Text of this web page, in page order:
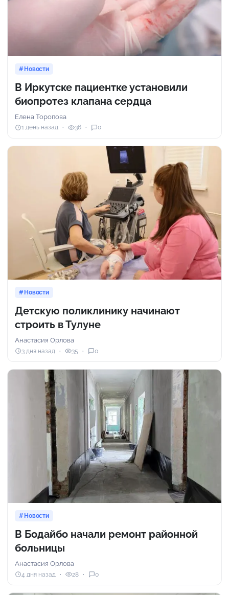
Новости
В Иркутске пациентке установили
биопротез клапана сердца
Елена Торопова
1 день назад 36 0
Новости
Детскую поликлинику начинают
строить в Тулуне
Анастасия Орлова
3 дня назад 35 0
Новости
В Бодайбо начали ремонт районной
больницы
Анастасия Орлова
4 дня назад 28 0